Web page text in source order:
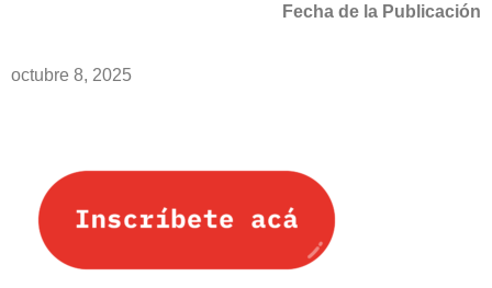
Fecha de la Publicación
octubre 8, 2025